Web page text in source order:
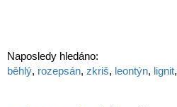
Naposledy hledáno:
běhlý, rozepsán, zkriš, leontýn, lignit,